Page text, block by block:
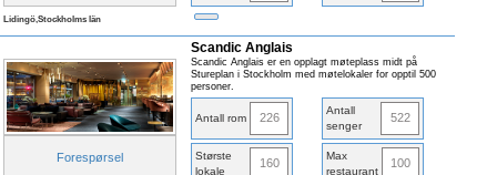
Lidingö,Stockholms län
Forespørsel
Scandic Anglais
Scandic Anglais er en opplagt møteplass midt på
Stureplan i Stockholm med møtelokaler for opptil 500
personer.
Antall rom 226
Antall
senger
522
Største
lokale
160
Max
restaurant
100